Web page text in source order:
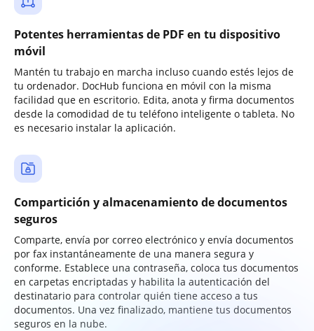
Potentes herramientas de PDF en tu dispositivo
móvil
Mantén tu trabajo en marcha incluso cuando estés lejos de
tu ordenador. DocHub funciona en móvil con la misma
facilidad que en escritorio. Edita, anota y firma documentos
desde la comodidad de tu teléfono inteligente o tableta. No
es necesario instalar la aplicación.
Compartición y almacenamiento de documentos
seguros
Comparte, envía por correo electrónico y envía documentos
por fax instantáneamente de una manera segura y
conforme. Establece una contraseña, coloca tus documentos
en carpetas encriptadas y habilita la autenticación del
destinatario para controlar quién tiene acceso a tus
documentos. Una vez finalizado, mantiene tus documentos
seguros en la nube.